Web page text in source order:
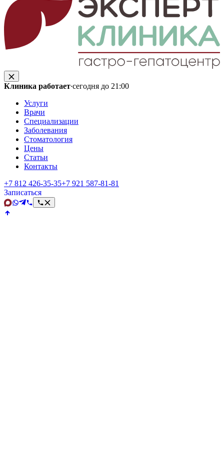
Клиника работает·сегодня до 21:00
Услуги
Врачи
Специализации
Заболевания
Стоматология
Цены
Статьи
Контакты
+7 812 426‑35‑35+7 921 587‑81‑81
Записаться